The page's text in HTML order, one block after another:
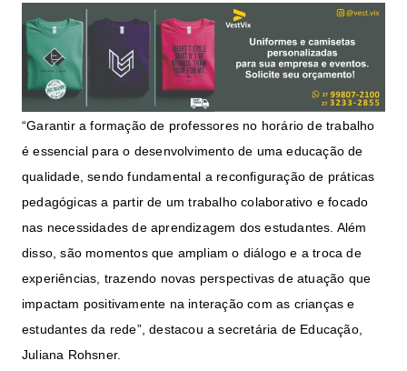
“Garantir a formação de professores no horário de trabalho
é essencial para o desenvolvimento de uma educação de
qualidade, sendo fundamental a reconfiguração de práticas
pedagógicas a partir de um trabalho colaborativo e focado
nas necessidades de aprendizagem dos estudantes. Além
disso, são momentos que ampliam o diálogo e a troca de
experiências, trazendo novas perspectivas de atuação que
impactam positivamente na interação com as crianças e
estudantes da rede”, destacou a secretária de Educação,
Juliana Rohsner.